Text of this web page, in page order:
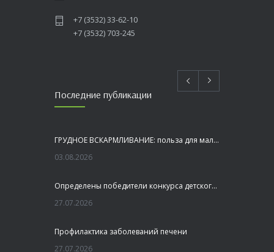
+7 (3532) 33-62-10
+7 (3532) 703-245
Последние публикации
ГРУДНОЕ ВСКАРМЛИВАНИЕ: польза для малыша и мамы
03.08.2026
Определены победители конкурса детского рисунка «Я шагаю по Оренбуржью»
27.07.2026
Профилактика заболеваний печени
27.07.2026